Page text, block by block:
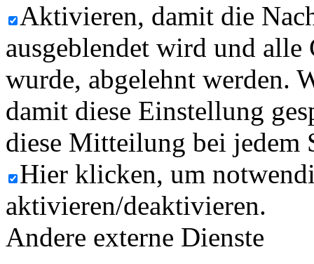
Aktivieren, damit die
ausgeblendet wird und
wurde, abgelehnt werden.
damit diese Einstellung
diese Mitteilung bei jedem
Hier klicken, um
aktivieren/deaktivieren.
Andere externe Dienste